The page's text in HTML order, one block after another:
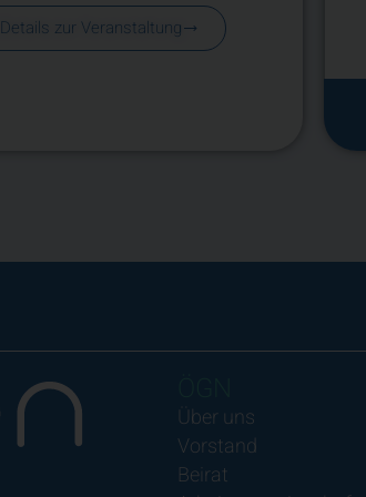
Details zur Veranstaltung
Über uns
Vorstand
Beirat